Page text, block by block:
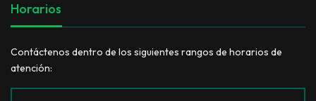
Horarios
Contáctenos dentro de los siguientes rangos de horarios de
atención: